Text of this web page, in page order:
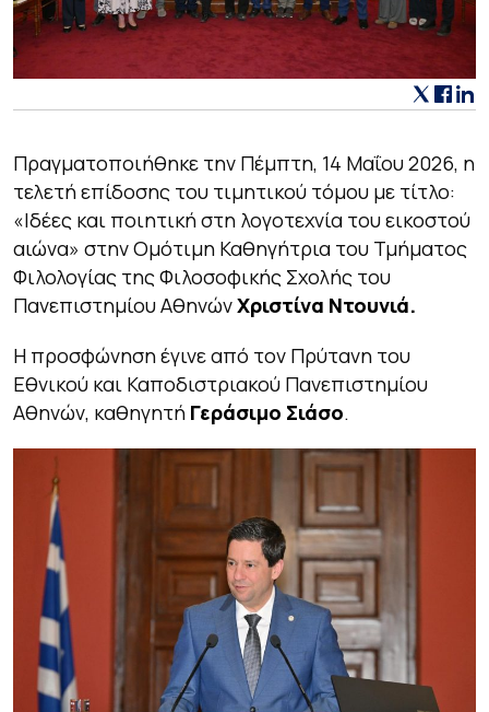
Πραγματοποιήθηκε την Πέμπτη, 14 Μαΐου 2026, η
τελετή επίδοσης του τιμητικού τόμου με τίτλο:
«Ιδέες και ποιητική στη λογοτεχνία του εικοστού
αιώνα» στην Ομότιμη Καθηγήτρια του Τμήματος
Φιλολογίας της Φιλοσοφικής Σχολής του
Πανεπιστημίου ΑθηνώνΧριστίνα Ντουνιά.
Η προσφώνηση έγινε από τον Πρύτανη του
Εθνικού και Καποδιστριακού Πανεπιστημίου
Αθηνών, καθηγητή Γεράσιμο Σιάσο.